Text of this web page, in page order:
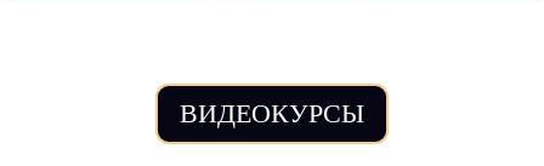
ВИДЕОКУРСЫ